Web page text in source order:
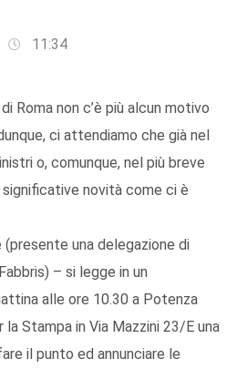
11:34
Roma non c’è più alcun motivo
ci attendiamo che già nel
o, comunque, nel più breve
novità come ci è
(presente una delegazione di
– si legge in un
alle ore 10.30 a Potenza
la Stampa in Via Mazzini 23/E una
il punto ed annunciare le